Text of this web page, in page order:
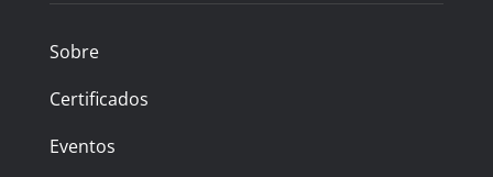
Sobre
Certificados
Eventos